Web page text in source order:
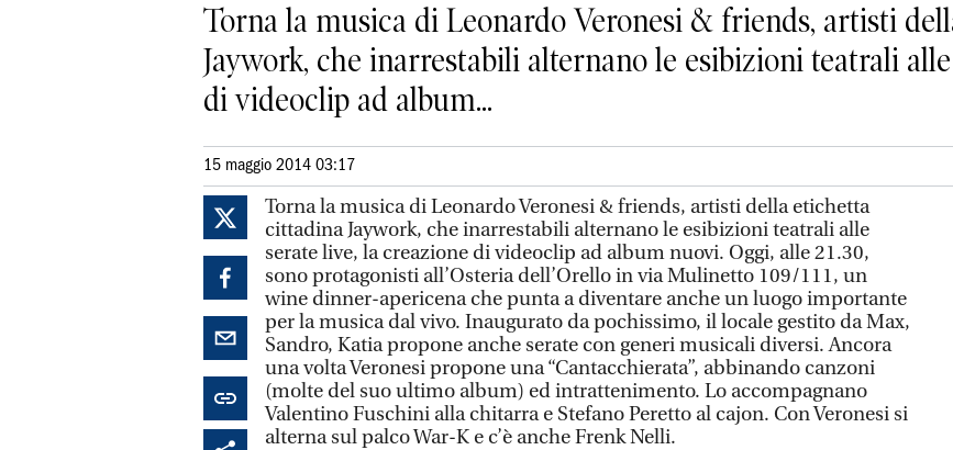
Torna la musica di Leonardo Veronesi & friends, artisti
Jaywork, che inarrestabili alternano le esibizioni teatrali
di videoclip ad album...
15 maggio 2014 03:17
Torna la musica di Leonardo Veronesi & friends, artisti della etichetta
cittadina Jaywork, che inarrestabili alternano le esibizioni teatrali alle
serate live, la creazione di videoclip ad album nuovi. Oggi, alle 21.30,
sono protagonisti all’Osteria dell’Orello in via Mulinetto 109/111, un
wine dinner-apericena che punta a diventare anche un luogo importante
per la musica dal vivo. Inaugurato da pochissimo, il locale gestito da Max,
Sandro, Katia propone anche serate con generi musicali diversi. Ancora
una volta Veronesi propone una “Cantacchierata”, abbinando canzoni
(molte del suo ultimo album) ed intrattenimento. Lo accompagnano
Valentino Fuschini alla chitarra e Stefano Peretto al cajon. Con Veronesi si
alterna sul palco War-K e c’è anche Frenk Nelli.